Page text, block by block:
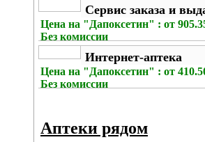
Сервис заказа и
Цена на "Дапоксетин" : от
Без комиссии
Интернет-аптека
Цена на "Дапоксетин" : от
Без комиссии
Аптеки рядом